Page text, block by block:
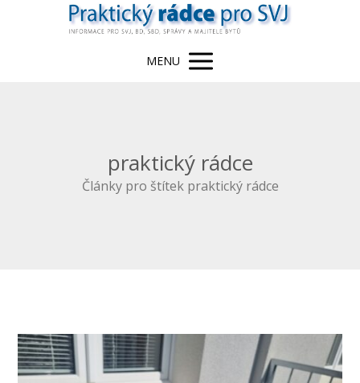
MENU
praktický rádce
Články pro štítek praktický rádce